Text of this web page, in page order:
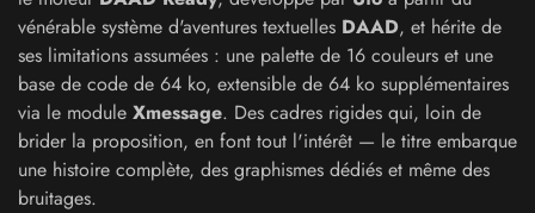
vénérable système d'aventures textuelles DAAD, et hérite de
ses limitations assumées : une palette de 16 couleurs et une
base de code de 64 ko, extensible de 64 ko supplémentaires
via le module Xmessage. Des cadres rigides qui, loin de
brider la proposition, en font tout l'intérêt — le titre embarque
une histoire complète, des graphismes dédiés et même des
bruitages.